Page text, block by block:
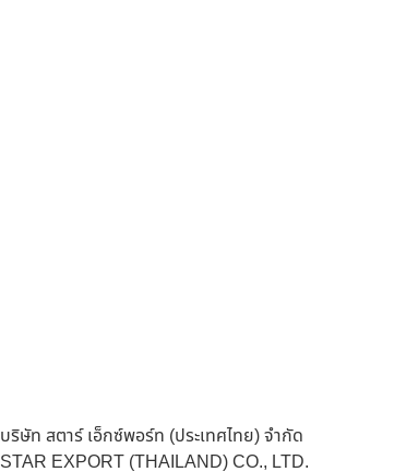
บริษัท สตาร์ เอ็กซ์พอร์ท (ประเทศไทย) จำกัด
STAR EXPORT (THAILAND) CO., LTD.